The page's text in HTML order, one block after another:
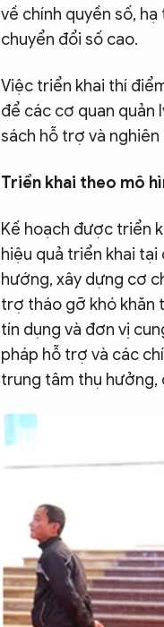
về chính quyền số,
chuyển đổi số cao.
Việc triển khai thí
để các cơ quan quản
sách hỗ trợ và
Triển khai theo mô
Kế hoạch được triển
hiệu quả triển khai
hướng, xây dựng cơ
trợ tháo gỡ khó khăn
tín dụng và đơn vị
pháp hỗ trợ và các
trung tâm thụ hưởng,